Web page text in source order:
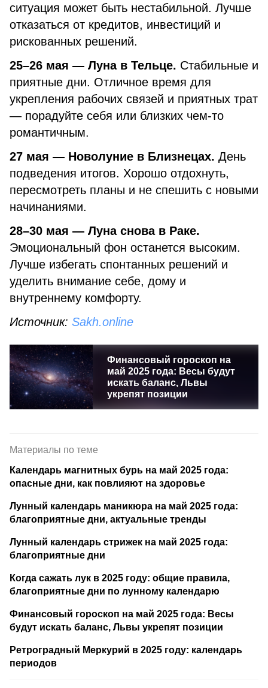
ситуация может быть нестабильной. Лучше
отказаться от кредитов, инвестиций и
рискованных решений.
25–26 мая — Луна в Тельце. Стабильные и
приятные дни. Отличное время для
укрепления рабочих связей и приятных трат
— порадуйте себя или близких чем-то
романтичным.
27 мая — Новолуние в Близнецах. День
подведения итогов. Хорошо отдохнуть,
пересмотреть планы и не спешить с новыми
начинаниями.
28–30 мая — Луна снова в Раке.
Эмоциональный фон останется высоким.
Лучше избегать спонтанных решений и
уделить внимание себе, дому и
внутреннему комфорту.
Источник: Sakh.online
Финансовый гороскоп на
май 2025 года: Весы будут
искать баланс, Львы
укрепят позиции
Материалы по теме
Календарь магнитных бурь на май 2025 года:
опасные дни, как повлияют на здоровье
Лунный календарь маникюра на май 2025 года:
благоприятные дни, актуальные тренды
Лунный календарь стрижек на май 2025 года:
благоприятные дни
Когда сажать лук в 2025 году: общие правила,
благоприятные дни по лунному календарю
Финансовый гороскоп на май 2025 года: Весы
будут искать баланс, Львы укрепят позиции
Ретроградный Меркурий в 2025 году: календарь
периодов